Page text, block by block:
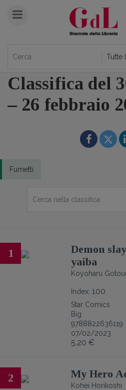
Classifica del
– 26 febbraio
Fumetti
1
Demon
yaiba
Koyoharu
Index: 100
Star Comics
Big
9788822636119
07/02/2023
5,20 €
2 My Hero
Kohei Horikoshi